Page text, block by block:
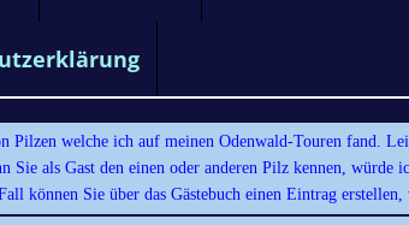
Pilzen welche ich auf meinen Odenwald-Touren fand.
Sie als Gast den einen oder anderen Pilz kennen, würde
können Sie über das Gästebuch einen Eintrag